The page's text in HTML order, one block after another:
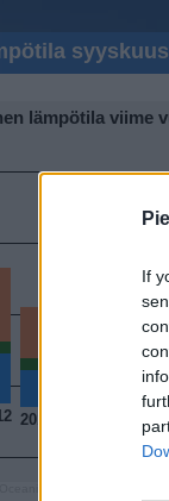
If
lämpötila viime
2013